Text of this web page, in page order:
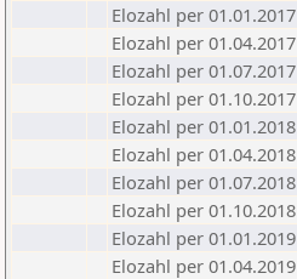
Elozahl per 01.01.2017
Elozahl per 01.04.2017
Elozahl per 01.07.2017
Elozahl per 01.10.2017
Elozahl per 01.01.2018
Elozahl per 01.04.2018
Elozahl per 01.07.2018
Elozahl per 01.10.2018
Elozahl per 01.01.2019
Elozahl per 01.04.2019